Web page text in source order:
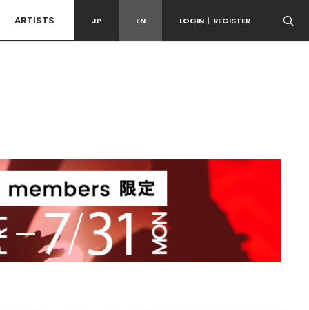
ARTISTS JP EN LOGIN | REGISTER